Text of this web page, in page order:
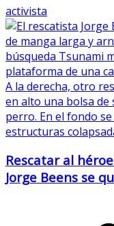
activista
Rescatar al
Jorge Beens se